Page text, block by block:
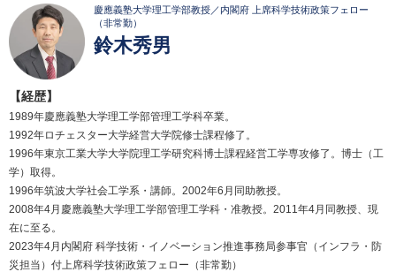
慶應義塾大学理工学部教授／内閣府 上席科学技術政策フェロー
（非常勤）
鈴木秀男
【経歴】
1989年慶應義塾大学理工学部管理工学科卒業。
1992年ロチェスター大学経営大学院修士課程修了。
1996年東京工業大学大学院理工学研究科博士課程経営工学専攻修了。博士（工
学）取得。
1996年筑波大学社会工学系・講師。2002年6月同助教授。
2008年4月慶應義塾大学理工学部管理工学科・准教授。2011年4月同教授、現
在に至る。
2023年4月内閣府 科学技術・イノベーション推進事務局参事官（インフラ・防
災担当）付上席科学技術政策フェロー（非常勤）